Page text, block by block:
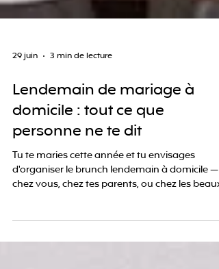
29 juin 3 min de lecture
Lendemain de mariage à
domicile : tout ce que
personne ne te dit
d'organiser le brunch lendemain à domicile —
chez vous, chez tes parents, ou chez les beaux-